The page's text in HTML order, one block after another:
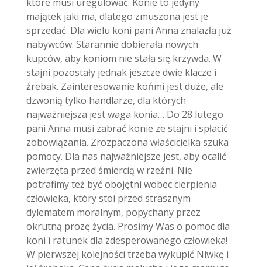
majątek jaki ma, dlatego zmuszona jest je
sprzedać. Dla wielu koni pani Anna znalazła już
nabywców. Starannie dobierała nowych
kupców, aby koniom nie stała się krzywda. W
stajni pozostały jednak jeszcze dwie klacze i
źrebak. Zainteresowanie końmi jest duże, ale
dzwonią tylko handlarze, dla których
najważniejsza jest waga konia… Do 28 lutego
pani Anna musi zabrać konie ze stajni i spłacić
zobowiązania. Zrozpaczona właścicielka szuka
pomocy. Dla nas najważniejsze jest, aby ocalić
zwierzęta przed śmiercią w rzeźni. Nie
potrafimy też być obojętni wobec cierpienia
człowieka, który stoi przed strasznym
dylematem moralnym, popychany przez
okrutną prozę życia. Prosimy Was o pomoc dla
koni i ratunek dla zdesperowanego człowieka!
W pierwszej kolejności trzeba wykupić Niwkę i